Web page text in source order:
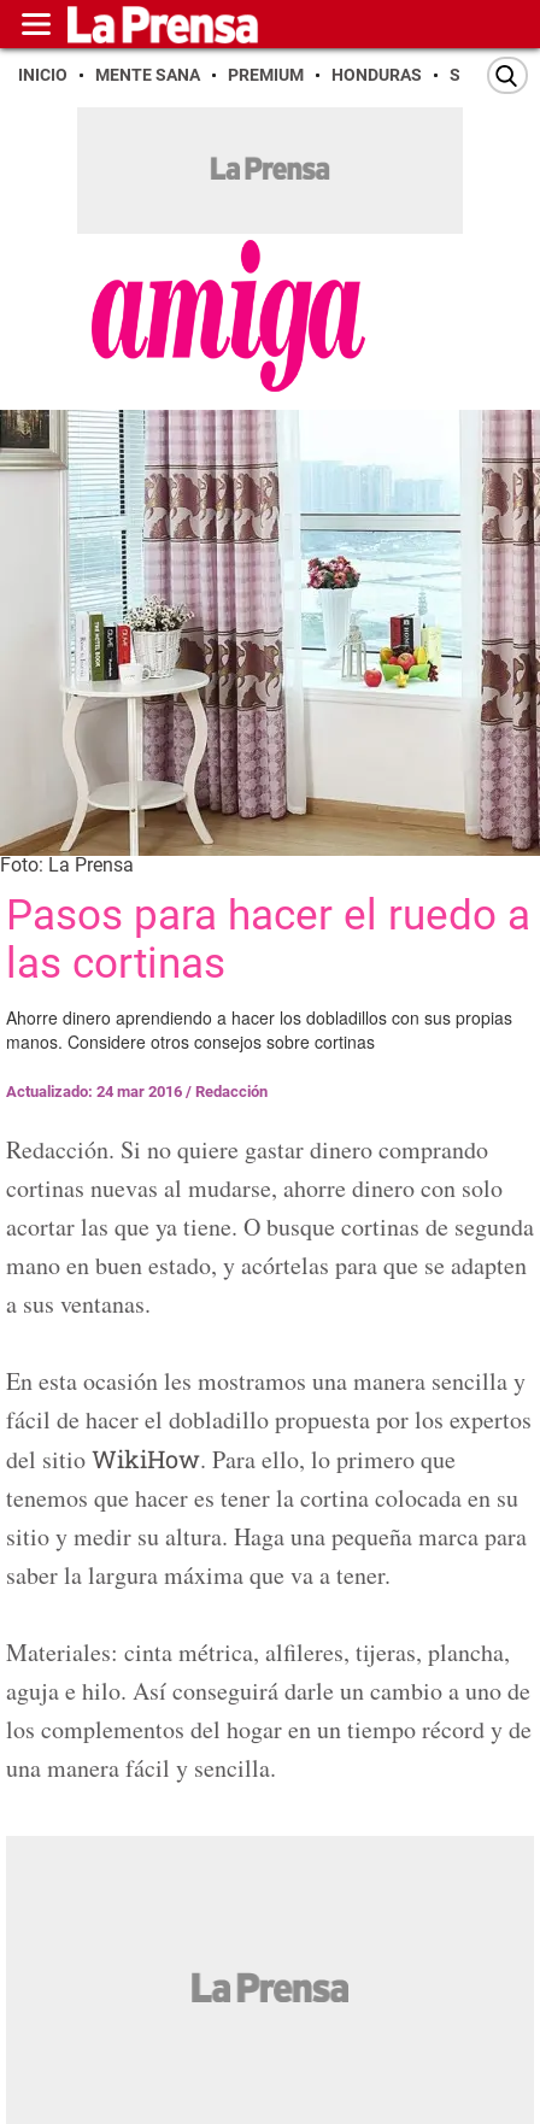
INICIO MENTE SANA PREMIUM HONDURAS SAN PEDRO
Foto: La Prensa
Pasos para hacer el ruedo a
las cortinas
Ahorre dinero aprendiendo a hacer los dobladillos con sus propias
manos. Considere otros consejos sobre cortinas
Actualizado: 24 mar 2016 / Redacción
Redacción. Si no quiere gastar dinero comprando
cortinas nuevas al mudarse, ahorre dinero con solo
acortar las que ya tiene. O busque cortinas de segunda
mano en buen estado, y acórtelas para que se adapten
a sus ventanas.
En esta ocasión les mostramos una manera sencilla y
fácil de hacer el dobladillo propuesta por los expertos
del sitioWikiHow. Para ello, lo primero que
tenemos que hacer es tener la cortina colocada en su
sitio y medir su altura. Haga una pequeña marca para
saber la largura máxima que va a tener.
Materiales: cinta métrica, alfileres, tijeras, plancha,
aguja e hilo. Así conseguirá darle un cambio a uno de
los complementos del hogar en un tiempo récord y de
una manera fácil y sencilla.